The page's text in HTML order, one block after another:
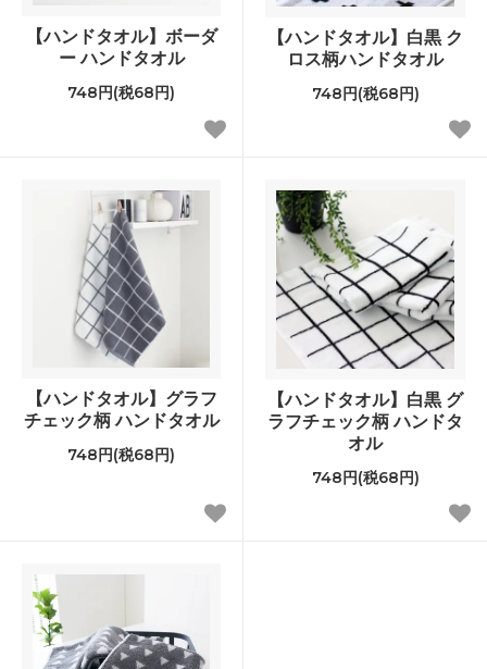
【ハンドタオル】ボーダ
ー ハンドタオル
748円(税68円)
【ハンドタオル】白黒 ク
ロス柄ハンドタオル
748円(税68円)
【ハンドタオル】グラフ
チェック柄 ハンドタオル
748円(税68円)
【ハンドタオル】白黒 グ
ラフチェック柄 ハンドタ
オル
748円(税68円)